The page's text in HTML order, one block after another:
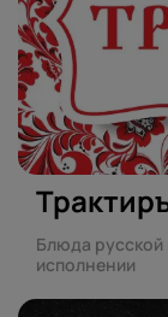
Блюда русской
исполнении